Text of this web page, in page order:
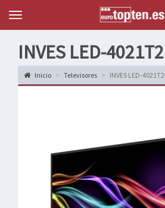
Topten
Menu
INVES LED-4021T2
Inicio Televisores INVES LED-4021T2